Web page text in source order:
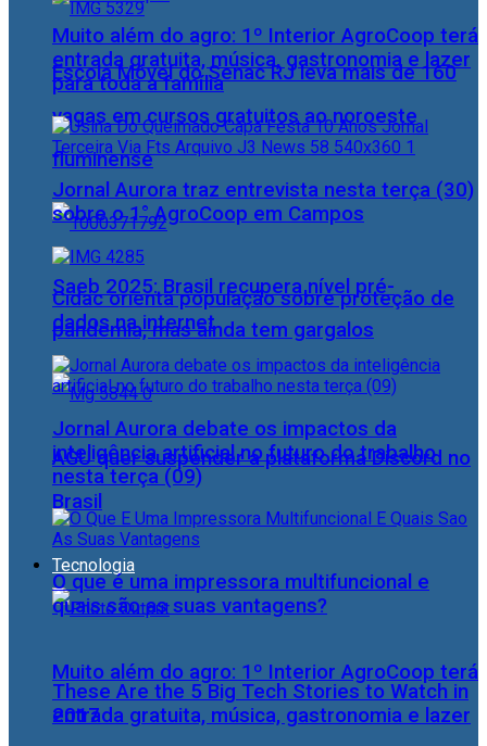
Escola Móvel do Senac RJ leva mais de 160
vagas em cursos gratuitos ao noroeste
fluminense
Saeb 2025: Brasil recupera nível pré-
pandemia, mas ainda tem gargalos
AGU quer suspender a plataforma Discord no
Brasil
Tecnologia
Muito além do agro: 1º Interior AgroCoop terá
entrada gratuita, música, gastronomia e lazer
Muito além do agro: 1º Interior AgroCoop terá
entrada gratuita, música, gastronomia e lazer
para toda a família
Jornal Aurora traz entrevista nesta terça (30)
sobre o 1° AgroCoop em Campos
Cidac orienta população sobre proteção de
dados na internet
Jornal Aurora debate os impactos da
inteligência artificial no futuro do trabalho
nesta terça (09)
O que é uma impressora multifuncional e
quais são as suas vantagens?
These Are the 5 Big Tech Stories to Watch in
2017